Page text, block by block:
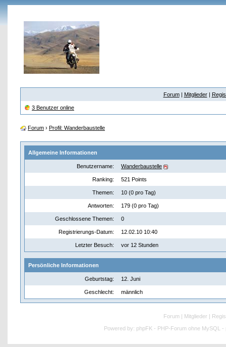
Forum| Mitglieder|
3 Benutzer online
Forum › Profil: Wanderbaustelle
Allgemeine Informationen
Benutzername: Wanderbaustelle
Ranking: 521 Points
Themen: 10 (0 pro Tag)
Antworten: 179 (0 pro Tag)
Geschlossene Themen: 0
Registrierungs-Datum: 12.02.10 10:40
Letzter Besuch: vor 12 Stunden
Persönliche Informationen
Geburtstag: 12. Juni
Geschlecht: männlich
Forum | Mitglieder |
Powered by: phpFK - PHP-Forum ohne MySQL -